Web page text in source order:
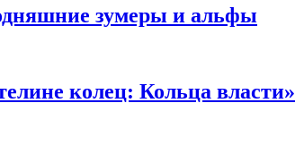
зумеры и альфы
колец: Кольца власти»